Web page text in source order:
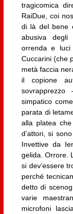
tragicomica
RaiDue, coi
di là del bene
abusiva degli
orrenda e luci
Cuccarini (che
metà faccia
il copione
simpatico
parata di
alla platea
d’attori, si
Invettive da
gelida. Orrore.
si dev’essere
perché
detto di
varie
microfoni